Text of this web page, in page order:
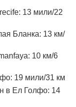
13 мили/22
Бланка: 13 км/
10 км/6
19 мили/31 км
в Ел Голфо: 14